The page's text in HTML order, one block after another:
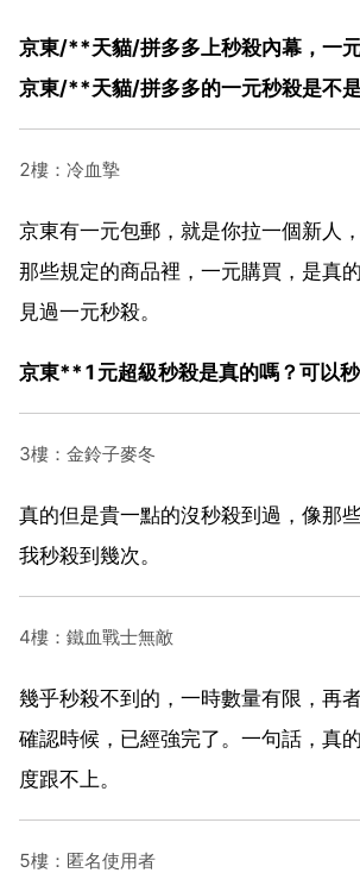
京東/**天貓/拼多多上秒殺內幕，一
京東/**天貓/拼多多的一元秒殺是不
2樓：冷血摯
京東有一元包郵，就是你拉一個新人
那些規定的商品裡，一元購買，是真
見過一元秒殺。
京東**1元超級秒殺是真的嗎？可以秒
3樓：金鈴子麥冬
真的但是貴一點的沒秒殺到過，像那
我秒殺到幾次。
4樓：鐵血戰士無敵
幾乎秒殺不到的，一時數量有限，再
確認時候，已經強完了。一句話，真
度跟不上。
5樓：匿名使用者